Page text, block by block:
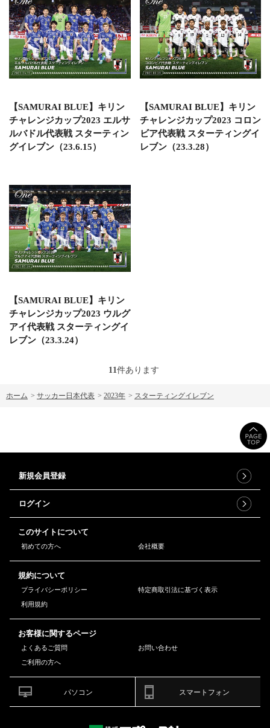
【SAMURAI BLUE】キリン
チャレンジカップ2023 エルサ
ルバドル代表戦 スターティン
グイレブン（23.6.15）
【SAMURAI BLUE】キリン
チャレンジカップ2023 コロン
ビア代表戦 スターティングイ
レブン（23.3.28）
【SAMURAI BLUE】キリン
チャレンジカップ2023 ウルグ
アイ代表戦 スターティングイ
レブン（23.3.24）
11件あります
ホーム > サッカー日本代表 > 2023年 > スターティングイレブン
新規会員登録
ログイン
このサイトについて
初めての方へ 会社概要
規約について
プライバシーポリシー
特定商取引法に基づく表示
利用規約
お客様に関するページ
よくあるご質問
お問い合わせ
ご利用の方へ
パソコン スマートフォン